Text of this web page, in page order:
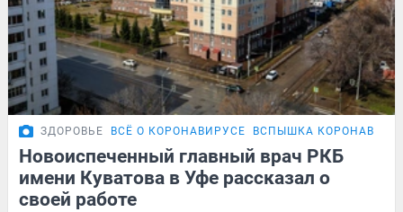
ЗДОРОВЬЕ ВСЁ О КОРОНАВИРУСЕ ВСПЫШКА
Новоиспеченный главный врач РКБ
имени Куватова в Уфе рассказал о
своей работе